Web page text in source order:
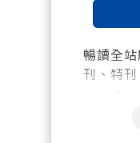
暢讀全
刊、特刊
訂閱到